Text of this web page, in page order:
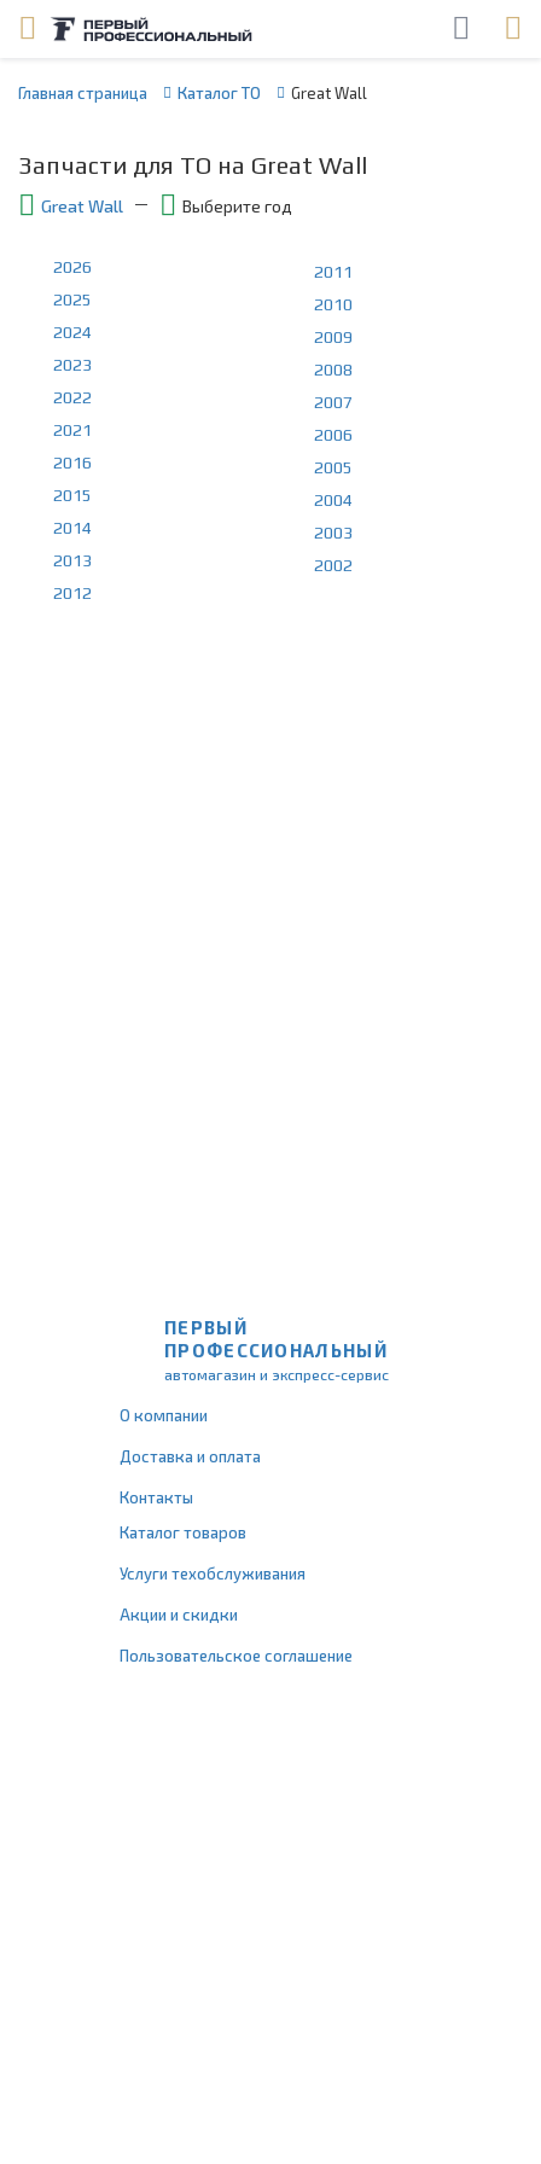
Главная страница Каталог ТО Great Wall
Запчасти для ТО на Great Wall
Great Wall Выберите год
2026
2025
2024
2023
2022
2021
2016
2015
2014
2013
2012
2011
2010
2009
2008
2007
2006
2005
2004
2003
2002
ПЕРВЫЙ
ПРОФЕССИОНАЛЬНЫЙ
автомагазин и экспресс-сервис
О компании
Доставка и оплата
Контакты
Каталог товаров
Услуги техобслуживания
Акции и скидки
Пользовательское соглашение